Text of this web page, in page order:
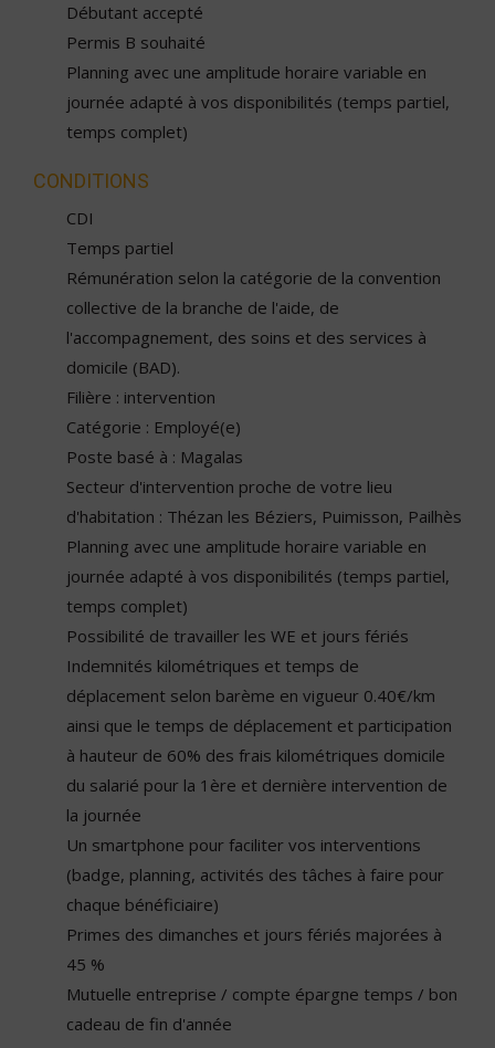
Débutant accepté
Permis B souhaité
Planning avec une amplitude horaire variable en
journée adapté à vos disponibilités (temps partiel,
temps complet)
CONDITIONS
CDI
Temps partiel
Rémunération selon la catégorie de la convention
collective de la branche de l'aide, de
l'accompagnement, des soins et des services à
domicile (BAD).
Filière : intervention
Catégorie : Employé(e)
Poste basé à : Magalas
Secteur d'intervention proche de votre lieu
d'habitation : Thézan les Béziers, Puimisson, Pailhès
Planning avec une amplitude horaire variable en
journée adapté à vos disponibilités (temps partiel,
temps complet)
Possibilité de travailler les WE et jours fériés
Indemnités kilométriques et temps de
déplacement selon barème en vigueur 0.40€/km
ainsi que le temps de déplacement et participation
à hauteur de 60% des frais kilométriques domicile
du salarié pour la 1ère et dernière intervention de
la journée
Un smartphone pour faciliter vos interventions
(badge, planning, activités des tâches à faire pour
chaque bénéficiaire)
Primes des dimanches et jours fériés majorées à
45 %
Mutuelle entreprise / compte épargne temps / bon
cadeau de fin d'année